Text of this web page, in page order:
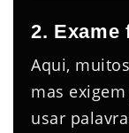
2.
Aqui,
mas
usar